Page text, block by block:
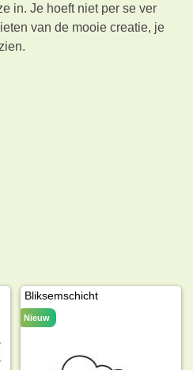
in. Je hoeft niet per se ver
van de mooie creatie, je
Bliksemschicht
Nieuw